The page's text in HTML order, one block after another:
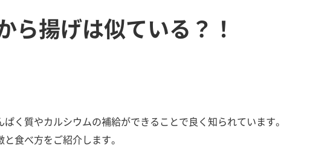
ら揚げは似ている？！
く質やカルシウムの補給ができることで良く知られています。
食べ方をご紹介します。